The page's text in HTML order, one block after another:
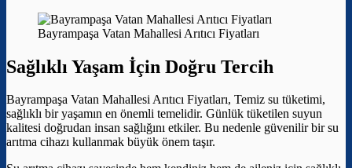
Bayrampaşa Vatan Mahallesi Arıtıcı Fiyatları
Sağlıklı Yaşam İçin Doğru Tercih
Bayrampaşa Vatan Mahallesi Arıtıcı Fiyatları, Temiz su tüketimi,
sağlıklı bir yaşamın en önemli temelidir. Günlük tüketilen suyun
kalitesi doğrudan insan sağlığını etkiler. Bu nedenle güvenilir bir su
arıtma cihazı kullanmak büyük önem taşır.